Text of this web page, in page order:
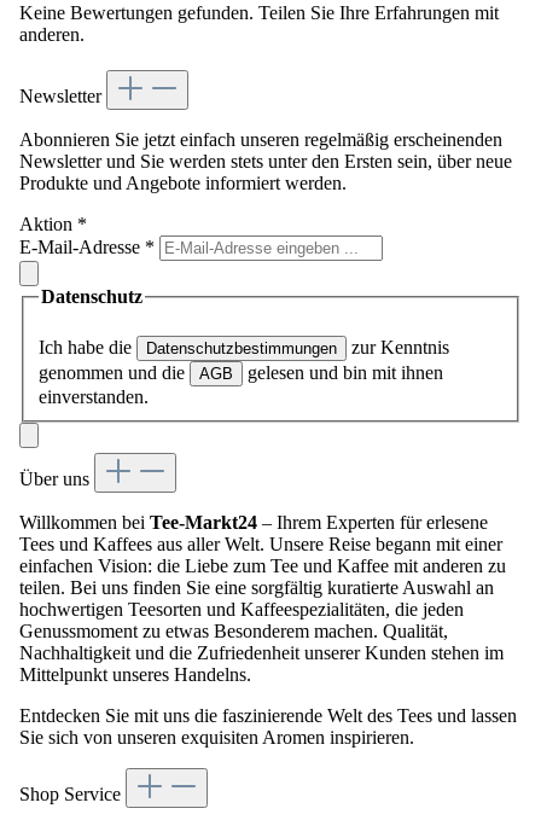
Keine Bewertungen gefunden. Teilen Sie Ihre Erfahrungen mit
anderen.
Newsletter
Abonnieren Sie jetzt einfach unseren regelmäßig erscheinenden
Newsletter und Sie werden stets unter den Ersten sein, über neue
Produkte und Angebote informiert werden.
Aktion *
E-Mail-Adresse *
Datenschutz
Ich habe die Datenschutzbestimmungen
zur Kenntnis
genommen und die
AGB
gelesen und bin mit ihnen
einverstanden.
Über uns
Willkommen bei Tee-Markt24 – Ihrem Experten für erlesene
Tees und Kaffees aus aller Welt. Unsere Reise begann mit einer
einfachen Vision: die Liebe zum Tee und Kaffee mit anderen zu
teilen. Bei uns finden Sie eine sorgfältig kuratierte Auswahl an
hochwertigen Teesorten und Kaffeespezialitäten, die jeden
Genussmoment zu etwas Besonderem machen. Qualität,
Nachhaltigkeit und die Zufriedenheit unserer Kunden stehen im
Mittelpunkt unseres Handelns.
Entdecken Sie mit uns die faszinierende Welt des Tees und lassen
Sie sich von unseren exquisiten Aromen inspirieren.
Shop Service